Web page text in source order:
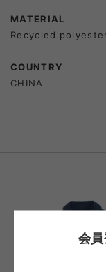
MATERIAL
Recycled
COUNTRY
CHINA
会